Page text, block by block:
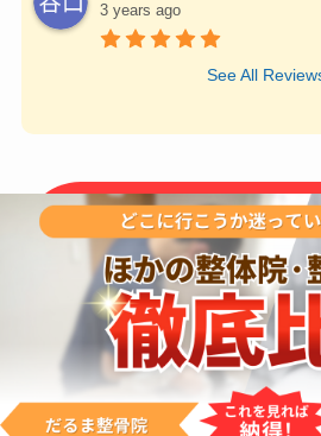
3 years ago
See All